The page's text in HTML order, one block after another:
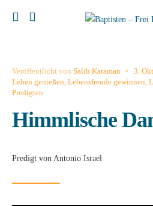
Veröffentlicht von Salih Karaman • 3.
Leben genießen, Lebensfreude gewinnen,
Predigten
Himmlische
Predigt von Antonio Israel